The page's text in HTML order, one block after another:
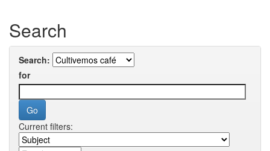
Search
Search:
for
Current filters: